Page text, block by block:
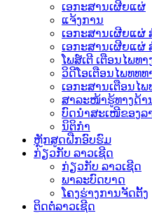
ເອກະສານເຜີຍແຜ່
ແຈ້ງການ
ເອກະສານເຜີຍແຜ່
ເອກະສານເຜີຍແຜ່
ໂພສ໌ເຕີ ເຕືອນໄພທາ
ວິດີໂອເຕືອນໄພທທທ
ເອ​ກະ​ສານເຕືອນໄພ
ສາລະໜ້າຮູ້ທາງດ້າ
ບົດນຳສະເໜີຂອງລ
ນິຕິກຳ
ຫຼັກສູດຝືກອົບຮົມ
ກ່ຽວກັບ ລາວເຊີດ
ກ່ຽວກັບ ລາວເຊີດ
ພາລະບົດບາດ
ໂຄງຮ່າງການຈັດຕັ້ງ
ຕິດຕໍ່ລາວເຊີດ